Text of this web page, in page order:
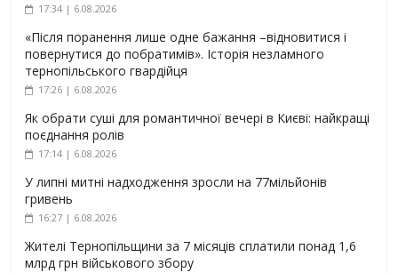
17:34 | 6.08.2026
«Після поранення лише одне бажання –відновитися і
повернутися до побратимів». Історія незламного
тернопільського гвардійця
17:26 | 6.08.2026
Як обрати суші для романтичної вечері в Києві: найкращі
поєднання ролів
17:14 | 6.08.2026
У липні митні надходження зросли на 77мільйонів
гривень
16:27 | 6.08.2026
Жителі Тернопільщини за 7 місяців сплатили понад 1,6
млрд грн військового збору